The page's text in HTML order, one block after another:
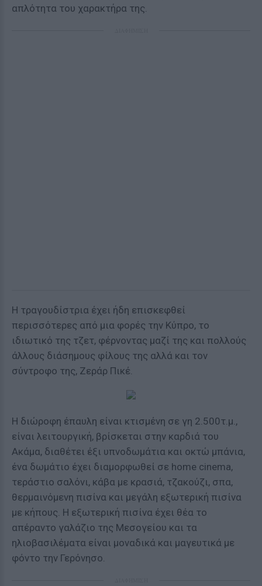
απλότητα του χαρακτήρα της.
Η τραγουδίστρια έχει ήδη επισκεφθεί
περισσότερες από μια φορές την Κύπρο, το
ιδιωτικό της τζετ, φέρνοντας μαζί της και πολλούς
άλλους διάσημους φίλους της αλλά και τον
σύντροφο της, Ζεράρ Πικέ.
Η διώροφη έπαυλη είναι κτισμένη σε γη 2.500τ.μ.,
είναι λειτουργική, βρίσκεται στην καρδιά του
Ακάμα, διαθέτει έξι υπνοδωμάτια και οκτώ μπάνια,
ένα δωμάτιο έχει διαμορφωθεί σε home cinema,
τεράστιο σαλόνι, κάβα με κρασιά, τζακούζι, σπα,
θερμαινόμενη πισίνα και μεγάλη εξωτερική πισίνα
με κήπους. Η εξωτερική πισίνα έχει θέα το
απέραντο γαλάζιο της Μεσογείου και τα
ηλιοβασιλέματα είναι μοναδικά και μαγευτικά με
φόντο την Γερόνησο.